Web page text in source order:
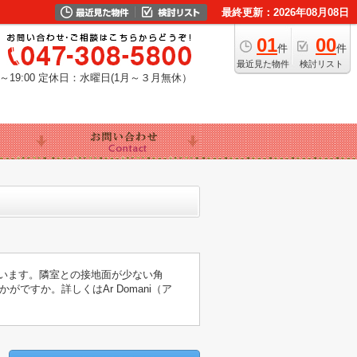
最終更新：2026年08月08日
01件
最近見た物件
00件
検討リスト
19:00 定休日：水曜日(1月～３月無休）
ます。隣室との接地面が少ない角
がですか。詳しくはAr Domani（ア